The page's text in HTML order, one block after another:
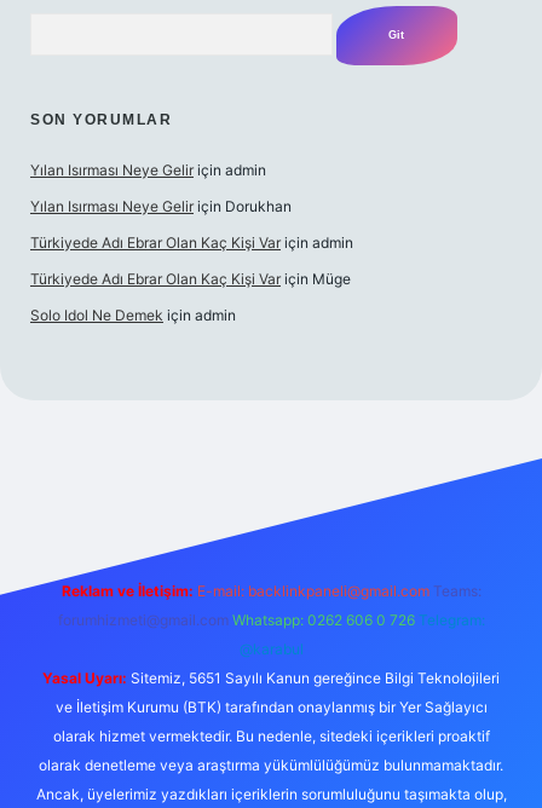
SON YORUMLAR
Yılan Isırması Neye Gelir için admin
Yılan Isırması Neye Gelir için Dorukhan
Türkiyede Adı Ebrar Olan Kaç Kişi Var için admin
Türkiyede Adı Ebrar Olan Kaç Kişi Var için Müge
Solo Idol Ne Demek için admin
Reklam ve İletişim: E-mail: backlinkpaneli@gmail.com Teams:
forumhizmeti@gmail.com Whatsapp: 0262 606 0 726 Telegram:
@karabul
Yasal Uyarı: Sitemiz, 5651 Sayılı Kanun gereğince Bilgi Teknolojileri
ve İletişim Kurumu (BTK) tarafından onaylanmış bir Yer Sağlayıcı
olarak hizmet vermektedir. Bu nedenle, sitedeki içerikleri proaktif
olarak denetleme veya araştırma yükümlülüğümüz bulunmamaktadır.
Ancak, üyelerimiz yazdıkları içeriklerin sorumluluğunu taşımakta olup,